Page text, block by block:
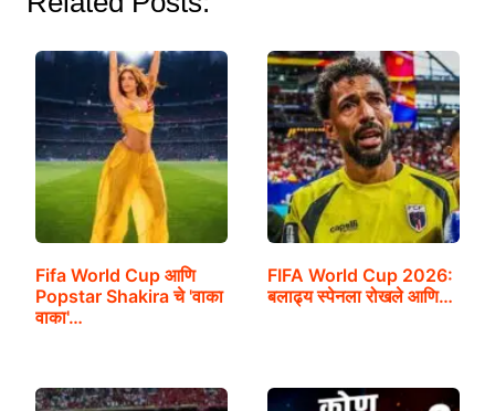
Fifa World Cup आणि
Popstar Shakira चे 'वाका
वाका'…
FIFA World Cup 2026:
बलाढ्य स्पेनला रोखले आणि…